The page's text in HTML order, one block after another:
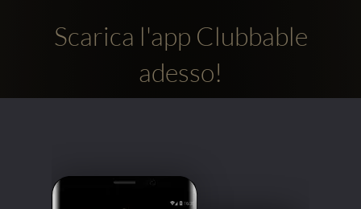
Scarica l'app Clubbable
adesso!